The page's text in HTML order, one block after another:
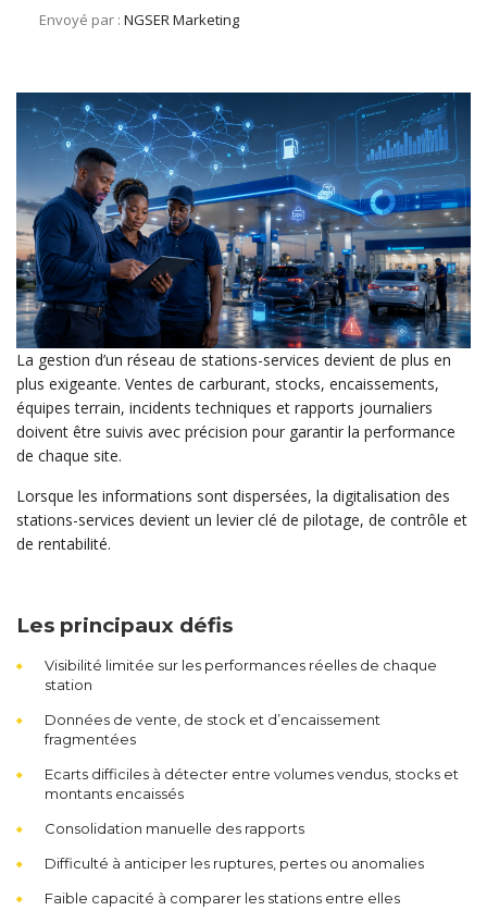
Envoyé par : NGSER Marketing
La gestion d’un réseau de stations-services devient de plus en
plus exigeante. Ventes de carburant, stocks, encaissements,
équipes terrain, incidents techniques et rapports journaliers
doivent être suivis avec précision pour garantir la performance
de chaque site.
Lorsque les informations sont dispersées, la digitalisation des
stations-services devient un levier clé de pilotage, de contrôle et
de rentabilité.
Les principaux défis
Visibilité limitée sur les performances réelles de chaque
station
Données de vente, de stock et d’encaissement
fragmentées
Ecarts difficiles à détecter entre volumes vendus, stocks et
montants encaissés
Consolidation manuelle des rapports
Difficulté à anticiper les ruptures, pertes ou anomalies
Faible capacité à comparer les stations entre elles